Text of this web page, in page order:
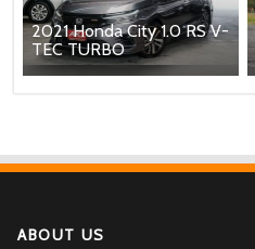
2021 Honda City 1.0 RS V-
TEC TURBO
ABOUT US